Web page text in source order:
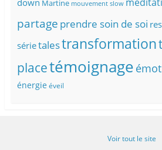
Martine mouvement slow
partage prendre soin de soi
sérietalestransformation
placetémoignage
énergie éveil
Voir tout le site